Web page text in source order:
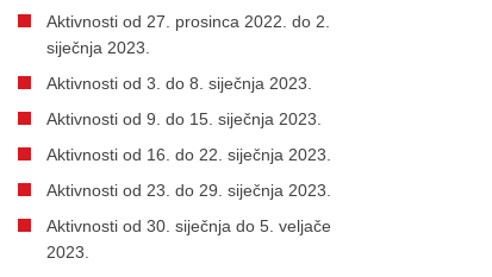
Aktivnosti od 27. prosinca 2022. do 2.
siječnja 2023.
Aktivnosti od 3. do 8. siječnja 2023.
Aktivnosti od 9. do 15. siječnja 2023.
Aktivnosti od 16. do 22. siječnja 2023.
Aktivnosti od 23. do 29. siječnja 2023.
Aktivnosti od 30. siječnja do 5. veljače
2023.